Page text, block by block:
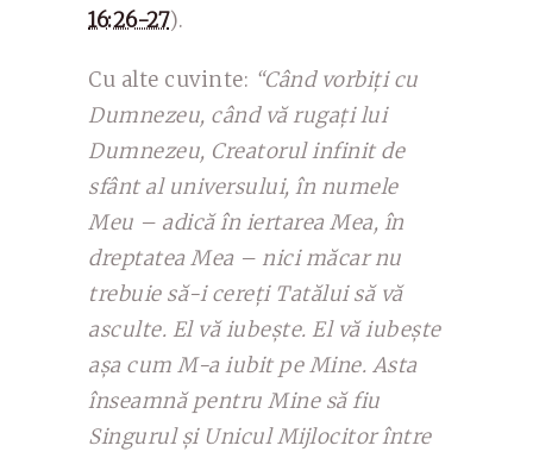
16:26-27).
Cu alte cuvinte: “Când vorbiți cu
Dumnezeu, când vă rugați lui
Dumnezeu, Creatorul infinit de
sfânt al universului, în numele
Meu – adică în iertarea Mea, în
dreptatea Mea – nici măcar nu
trebuie să-i cereți Tatălui să vă
asculte. El vă iubește. El vă iubește
așa cum M-a iubit pe Mine. Asta
înseamnă pentru Mine să fiu
Singurul și Unicul Mijlocitor între